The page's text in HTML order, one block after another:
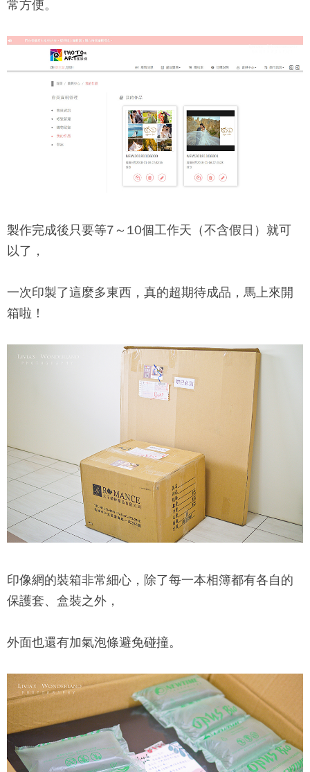
常方便。
製作完成後只要等7～10個工作天（不含假日）就可
以了，
一次印製了這麼多東西，真的超期待成品，馬上來開
箱啦！
印像網的裝箱非常細心，除了每一本相簿都有各自的
保護套、盒裝之外，
外面也還有加氣泡條避免碰撞。